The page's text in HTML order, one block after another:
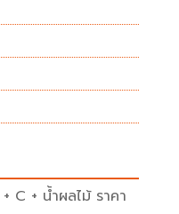
C + น้ำผลไม้ ราคา